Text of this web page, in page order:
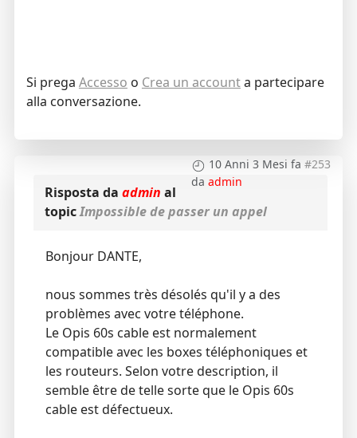
Si prega Accesso o Crea un accounta partecipare
alla conversazione.
10 Anni 3 Mesi fa #253
daadmin
Risposta da admin al
topicImpossible de passer un appel
Bonjour DANTE,
nous sommes très désolés qu'il y a des
problèmes avec votre téléphone.
Le Opis 60s cable est normalement
compatible avec les boxes téléphoniques et
les routeurs. Selon votre description, il
semble être de telle sorte que le Opis 60s
cable est défectueux.